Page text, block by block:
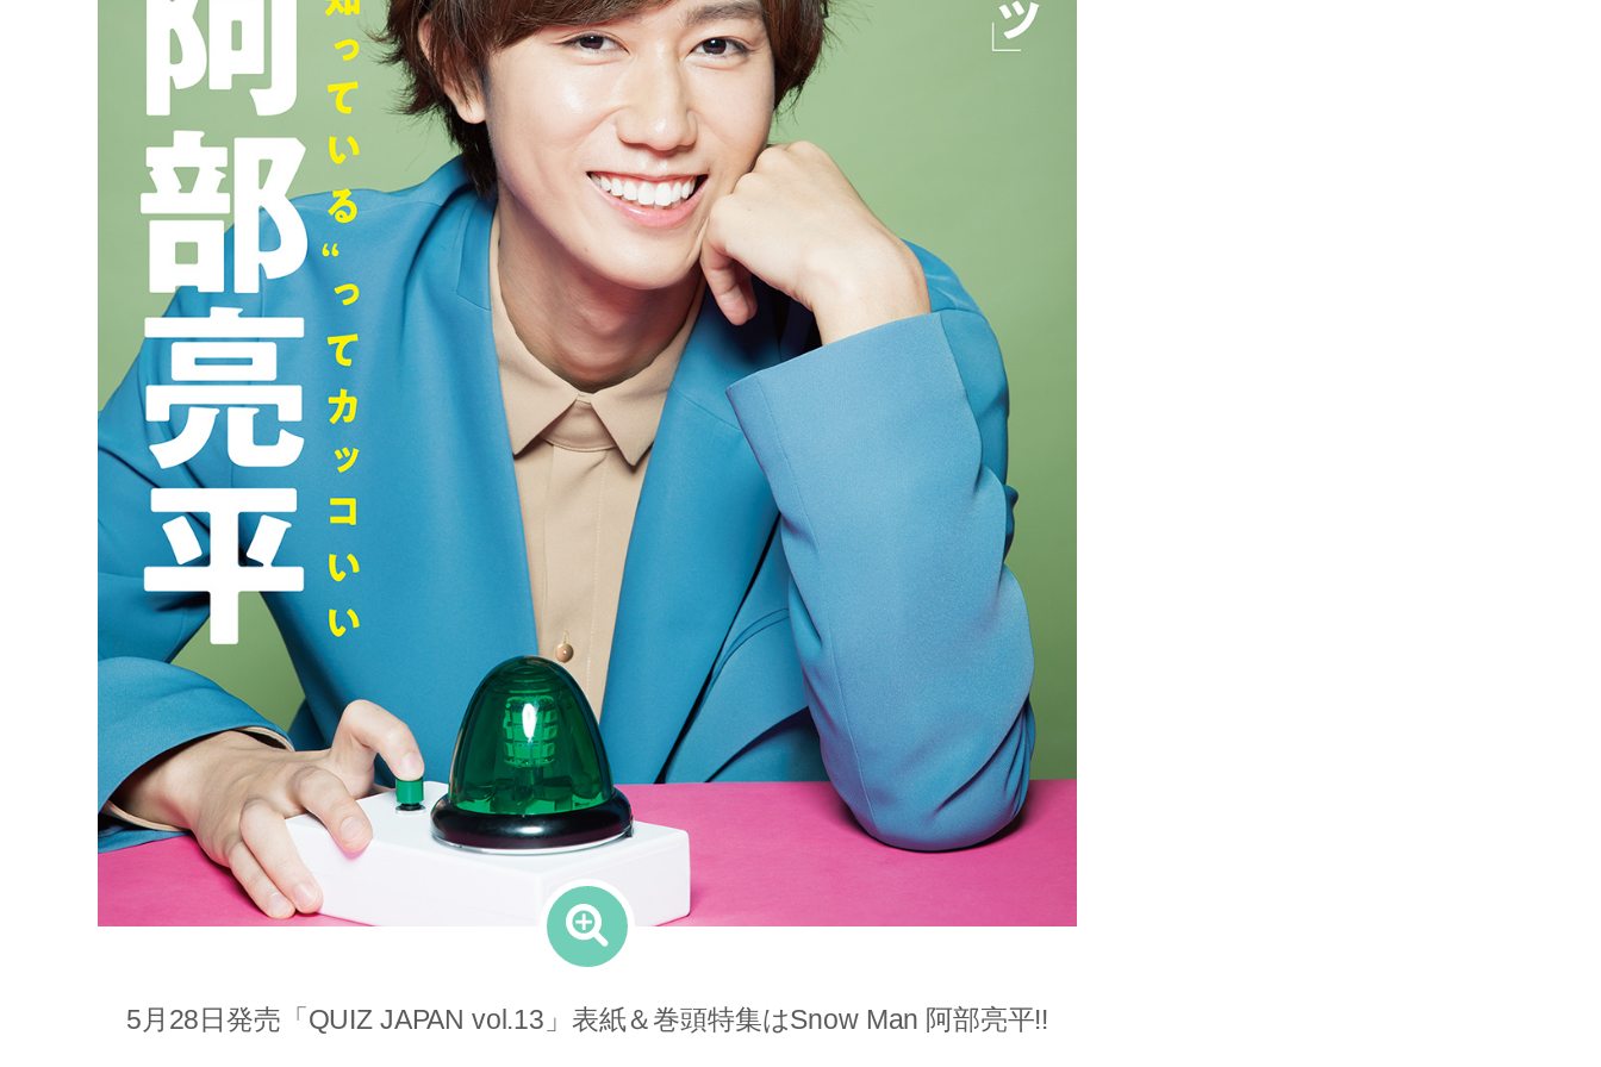
5月28日発売「QUIZ JAPAN vol.13」表紙＆巻頭特集はSnow Man 阿部亮平!!